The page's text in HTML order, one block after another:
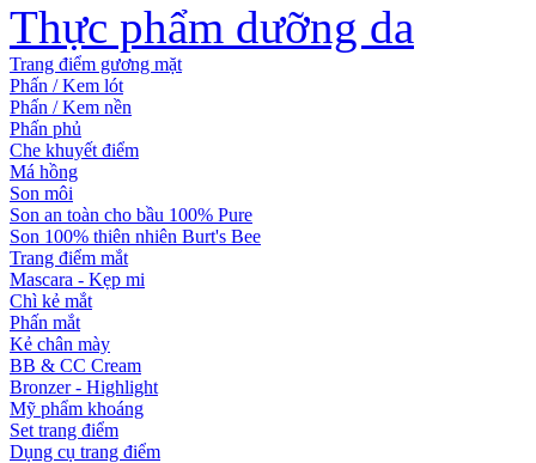
Thực phẩm dưỡng da
Trang điểm gương mặt
Phấn / Kem lót
Phấn / Kem nền
Phấn phủ
Che khuyết điểm
Má hồng
Son môi
Son an toàn cho bầu 100% Pure
Son 100% thiên nhiên Burt's Bee
Trang điểm mắt
Mascara - Kẹp mi
Chì kẻ mắt
Phấn mắt
Kẻ chân mày
BB & CC Cream
Bronzer - Highlight
Mỹ phẩm khoáng
Set trang điểm
Dụng cụ trang điểm